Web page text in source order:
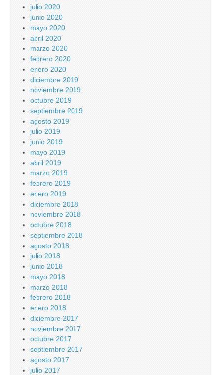
julio 2020
junio 2020
mayo 2020
abril 2020
marzo 2020
febrero 2020
enero 2020
diciembre 2019
noviembre 2019
octubre 2019
septiembre 2019
agosto 2019
julio 2019
junio 2019
mayo 2019
abril 2019
marzo 2019
febrero 2019
enero 2019
diciembre 2018
noviembre 2018
octubre 2018
septiembre 2018
agosto 2018
julio 2018
junio 2018
mayo 2018
marzo 2018
febrero 2018
enero 2018
diciembre 2017
noviembre 2017
octubre 2017
septiembre 2017
agosto 2017
julio 2017